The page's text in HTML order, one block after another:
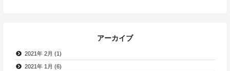
アーカイブ
2021年 2月 (1)
2021年 1月 (6)